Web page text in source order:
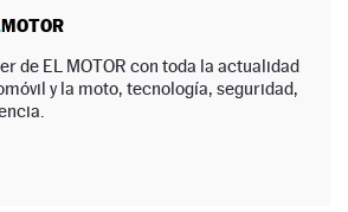
MOTOR
de EL MOTOR con toda la actualidad
y la moto, tecnología, seguridad,